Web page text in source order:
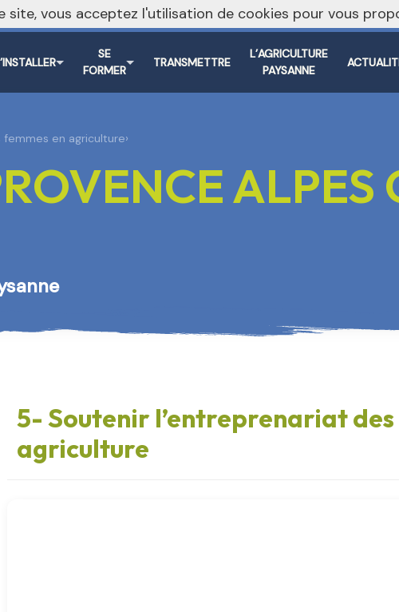
SE
FORMER
TRANSMETTRE
L’AGRICULTURE
PAYSANNE
en agriculture›
ALPES
5- Soutenir l’entreprenariat des
agriculture
site, vous acceptez l'utilisation de cookies pour vous